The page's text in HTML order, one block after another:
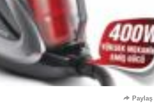
Paylaş